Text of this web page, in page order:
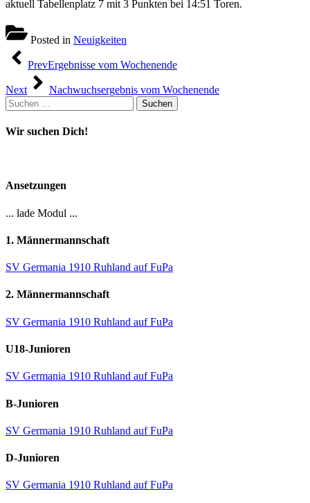
aktuell Tabellenplatz 7 mit 3 Punkten bei 14:51 Toren.
Posted in Neuigkeiten
Beitragsnavigation
PrevErgebnisse vom Wochenende
Next
Nachwuchsergebnis vom Wochenende
Suchen
nach:
Wir suchen Dich!
Ansetzungen
... lade Modul ...
1. Männermannschaft
SV Germania 1910 Ruhland auf FuPa
2. Männermannschaft
SV Germania 1910 Ruhland auf FuPa
U18-Junioren
SV Germania 1910 Ruhland auf FuPa
B-Junioren
SV Germania 1910 Ruhland auf FuPa
D-Junioren
SV Germania 1910 Ruhland auf FuPa